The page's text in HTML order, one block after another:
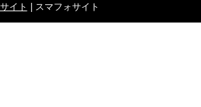
イト | スマフォサイト